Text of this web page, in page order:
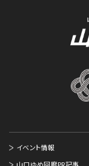
イベント情報
山口ゆめ回廊PR記事